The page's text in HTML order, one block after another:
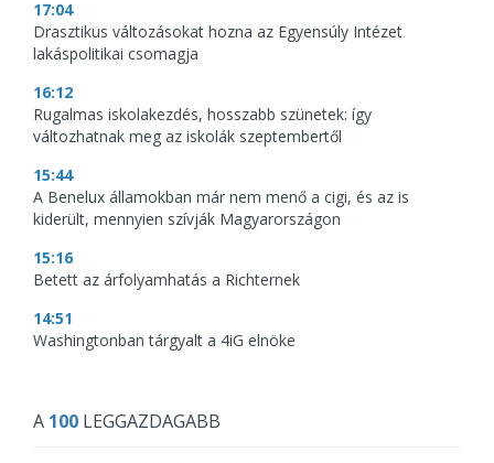
17:04
Drasztikus változásokat hozna az Egyensúly Intézet
lakáspolitikai csomagja
16:12
Rugalmas iskolakezdés, hosszabb szünetek: így
változhatnak meg az iskolák szeptembertől
15:44
A Benelux államokban már nem menő a cigi, és az is
kiderült, mennyien szívják Magyarországon
15:16
Betett az árfolyamhatás a Richternek
14:51
Washingtonban tárgyalt a 4iG elnöke
A 100 LEGGAZDAGABB